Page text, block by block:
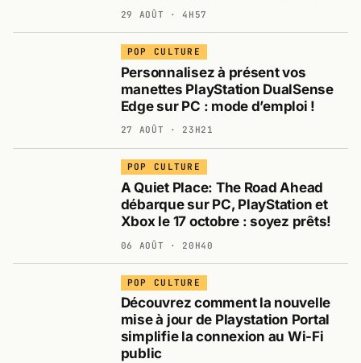
29 AOÛT · 4H57
POP CULTURE
Personnalisez à présent vos
manettes PlayStation DualSense
Edge sur PC : mode d’emploi !
27 AOÛT · 23H21
POP CULTURE
A Quiet Place: The Road Ahead
débarque sur PC, PlayStation et
Xbox le 17 octobre : soyez prêts!
06 AOÛT · 20H40
POP CULTURE
Découvrez comment la nouvelle
mise à jour de Playstation Portal
simplifie la connexion au Wi-Fi
public